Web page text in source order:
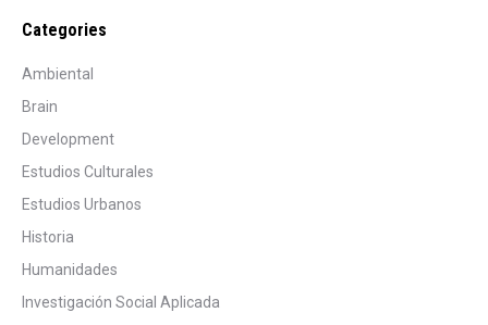
Categories
Ambiental
Brain
Development
Estudios Culturales
Estudios Urbanos
Historia
Humanidades
Investigación Social Aplicada